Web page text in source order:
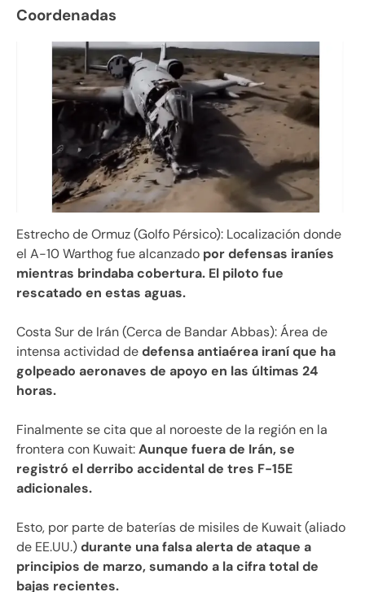
Coordenadas
Estrecho de Ormuz (Golfo Pérsico): Localización donde
el A-10 Warthog fue alcanzado por defensas iraníes
mientras brindaba cobertura. El piloto fue
rescatado en estas aguas.
Costa Sur de Irán (Cerca de Bandar Abbas): Área de
intensa actividad dedefensa antiaérea iraní que ha
golpeado aeronaves de apoyo en las últimas 24
horas.
Finalmente se cita que al noroeste de la región en la
frontera con Kuwait:Aunque fuera de Irán, se
registró el derribo accidental de tres F-15E
adicionales.
Esto, por parte de baterías de misiles de Kuwait (aliado
de EE.UU.)durante una falsa alerta de ataque a
principios de marzo, sumando a la cifra total de
bajas recientes.